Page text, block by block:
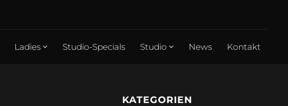
Ladies Studio-Specials Studio News Kontakt
KATEGORIEN